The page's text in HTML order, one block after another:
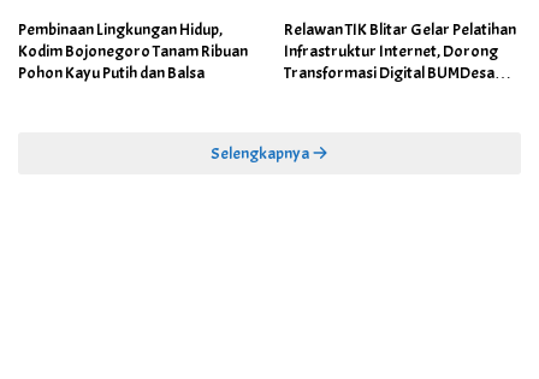
Pembinaan Lingkungan Hidup,
Kodim Bojonegoro Tanam Ribuan
Pohon Kayu Putih dan Balsa
Relawan TIK Blitar Gelar Pelatihan
Infrastruktur Internet, Dorong
Transformasi Digital BUMDesa
Selengkapnya